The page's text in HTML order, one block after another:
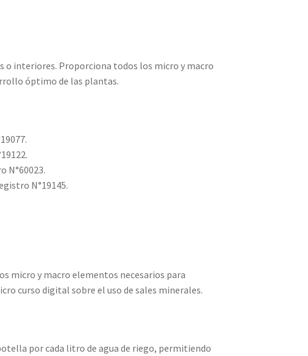
o interiores. Proporciona todos los micro y macro
óptimo de las plantas.
N°60023.
N°19145.
micro y macro elementos necesarios para
curso digital sobre el uso de sales minerales.
por cada litro de agua de riego, permitiendo